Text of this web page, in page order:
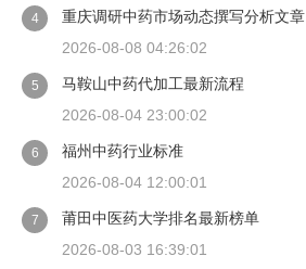
4
重庆调研中药市场动态撰写分析文章
2026-08-08 04:26:02
5
马鞍山中药代加工最新流程
2026-08-04 23:00:02
6
福州中药行业标准
2026-08-04 12:00:01
7
莆田中医药大学排名最新榜单
2026-08-03 16:39:01